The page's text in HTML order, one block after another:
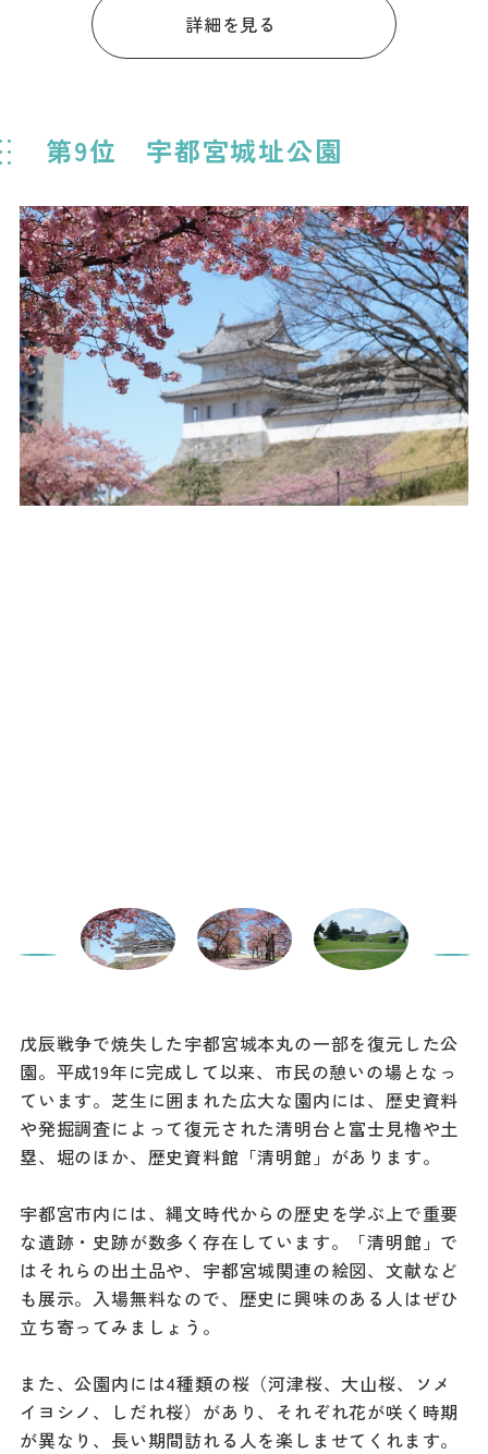
詳細を見る
第9位 宇都宮城址公園
戊辰戦争で焼失した宇都宮城本丸の一部を復元した公
園。平成19年に完成して以来、市民の憩いの場となっ
ています。芝生に囲まれた広大な園内には、歴史資料
や発掘調査によって復元された清明台と富士見櫓や土
塁、堀のほか、歴史資料館「清明館」があります。
宇都宮市内には、縄文時代からの歴史を学ぶ上で重要
な遺跡・史跡が数多く存在しています。「清明館」で
はそれらの出土品や、宇都宮城関連の絵図、文献など
も展示。入場無料なので、歴史に興味のある人はぜひ
立ち寄ってみましょう。
また、公園内には4種類の桜（河津桜、大山桜、ソメ
イヨシノ、しだれ桜）があり、それぞれ花が咲く時期
が異なり、長い期間訪れる人を楽しませてくれます。